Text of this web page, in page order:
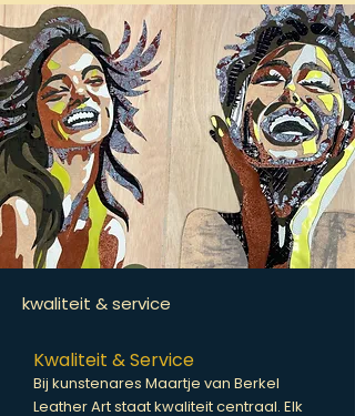
kwaliteit & service
Kwaliteit & Service
Bij kunstenares Maartje van Berkel
Leather Art staat kwaliteit centraal. Elk